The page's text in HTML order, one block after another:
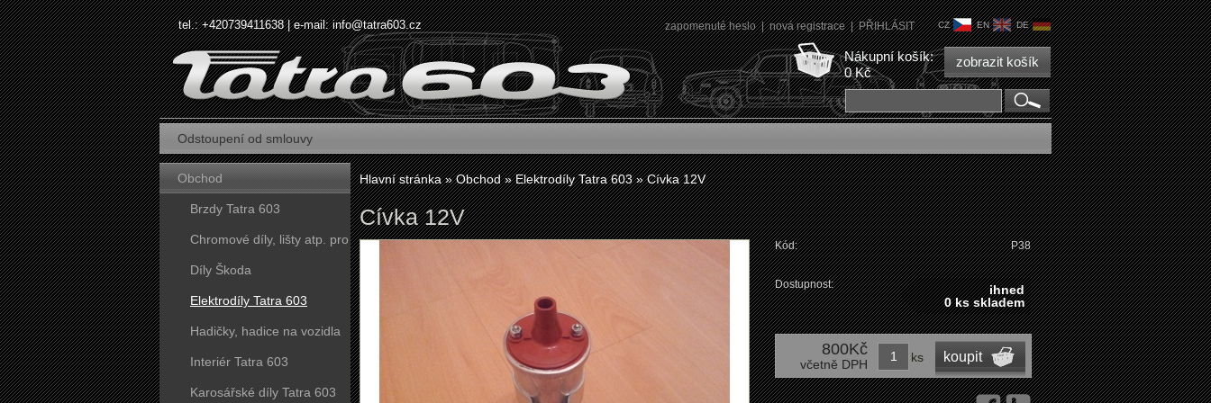
tel.: +420739411638 | e-mail:info@tatra603.cz CZ EN DE
zapomenuté heslo|nová registrace|PŘIHLÁSIT
Nákupní košík:
0 Kč
zobrazit košík
Odstoupení od smlouvy
Obchod
Brzdy Tatra 603
Chromové díly, lišty atp. pro
vozy Tatra 603
Díly Škoda
Elektrodíly Tatra 603
Hadičky, hadice na vozidla
Tatra 603
Interiér Tatra 603
Karosářské díly Tatra 603
Hlavní stránka»Obchod»Elektrodíly Tatra 603»Cívka 12V
Cívka 12V
Kód: P38
Dostupnost:
ihned
0 ks skladem
800Kč
včetně DPH ks koupit